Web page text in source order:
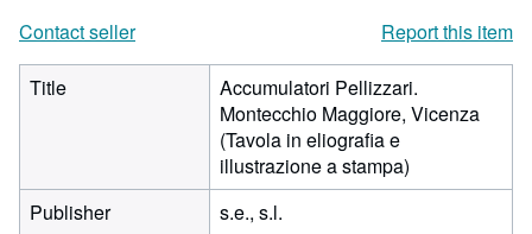
Contact seller
Report this item
Title
Accumulatori Pellizzari.
Montecchio Maggiore, Vicenza
(Tavola in eliografia e
illustrazione a stampa)
Publisher
s.e., s.l.